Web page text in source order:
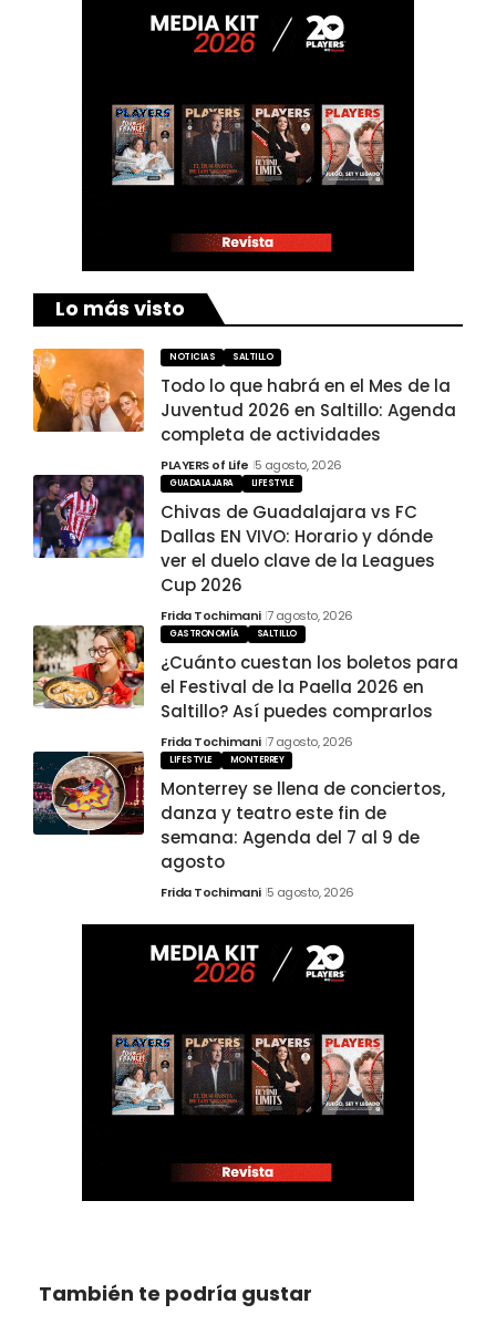
Lo más visto
NOTICIAS SALTILLO
Todo lo que habrá en el Mes de la
Juventud 2026 en Saltillo: Agenda
completa de actividades
PLAYERS of Life 5 agosto, 2026
GUADALAJARA LIFESTYLE
Chivas de Guadalajara vs FC
Dallas EN VIVO: Horario y dónde
ver el duelo clave de la Leagues
Cup 2026
Frida Tochimani 7 agosto, 2026
GASTRONOMÍA SALTILLO
¿Cuánto cuestan los boletos para
el Festival de la Paella 2026 en
Saltillo? Así puedes comprarlos
Frida Tochimani 7 agosto, 2026
LIFESTYLE MONTERREY
Monterrey se llena de conciertos,
danza y teatro este fin de
semana: Agenda del 7 al 9 de
agosto
Frida Tochimani 5 agosto, 2026
También te podría gustar